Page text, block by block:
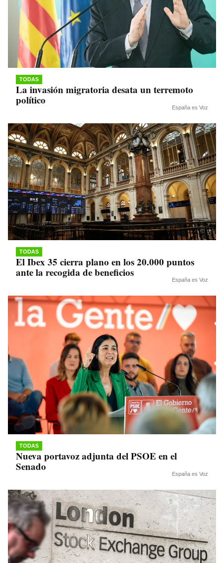
TODAS
La invasión migratoria desata un terremoto
político
España es Voz
TODAS
El Ibex 35 cierra plano en los 20.000 puntos
ante la recogida de beneficios
España es Voz
TODAS
Nueva portavoz adjunta del PSOE en el
Senado
España es Voz